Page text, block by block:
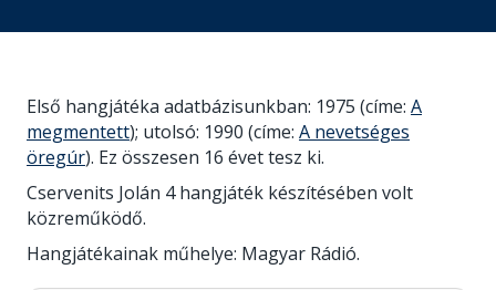
Első hangjátéka adatbázisunkban: 1975 (címe: A
megmentett); utolsó: 1990 (címe: A nevetséges
öregúr). Ez összesen 16 évet tesz ki.
Cservenits Jolán 4 hangjáték készítésében volt
közreműködő.
Hangjátékainak műhelye: Magyar Rádió.